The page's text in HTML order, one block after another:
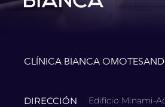
CLÍNICA BIANCA
DIRECCIÓN
Edificio Minami-